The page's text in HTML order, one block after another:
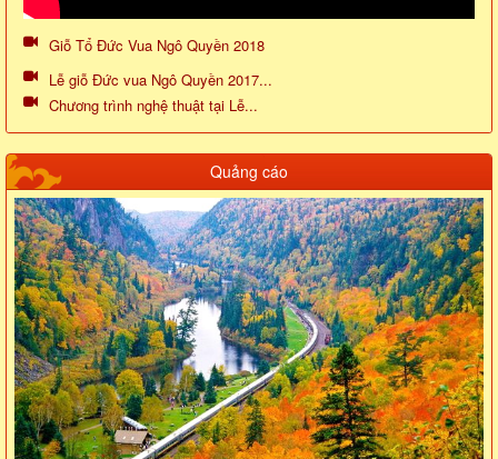
Giỗ Tổ Đức Vua Ngô Quyền 2018
Lễ giỗ Đức vua Ngô Quyền 2017...
Chương trình nghệ thuật tại Lễ...
Quảng cáo